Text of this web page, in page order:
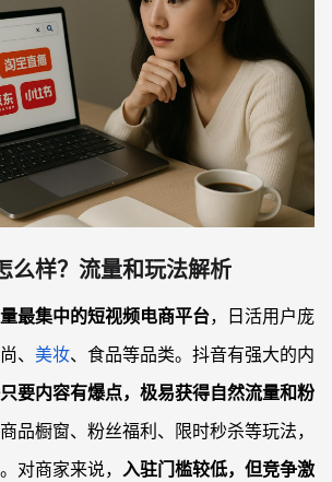
么样？流量和玩法解析
最集中的短视频电商平台，日活用户庞
、 美妆、食品等品类。抖音有强大的内
要内容有爆点，极易获得自然流量和粉
品橱窗、粉丝福利、限时秒杀等玩法，
对商家来说， 入驻门槛较低，但竞争激